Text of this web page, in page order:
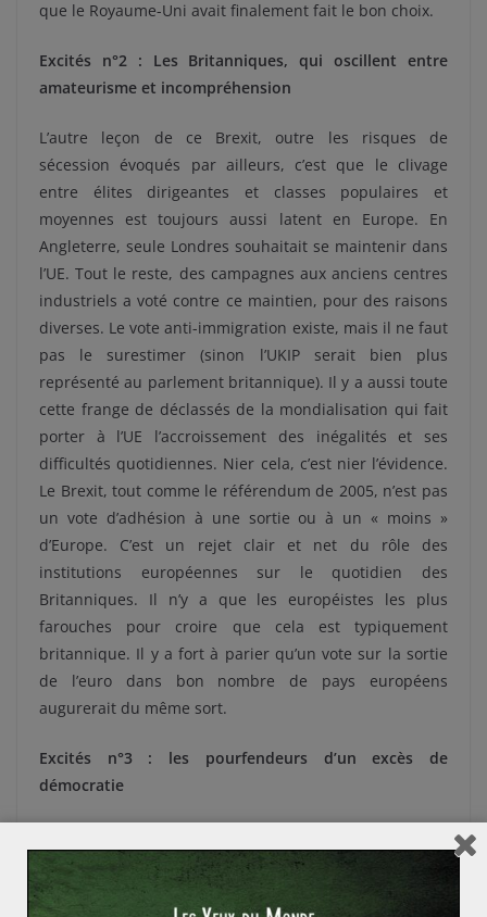
que le Royaume-Uni avait finalement fait le bon choix.
Excités n°2 : Les Britanniques, qui oscillent entre
amateurisme et incompréhension
L’autre leçon de ce Brexit, outre les risques de
sécession évoqués par ailleurs, c’est que le clivage
entre élites dirigeantes et classes populaires et
moyennes est toujours aussi latent en Europe. En
Angleterre, seule Londres souhaitait se maintenir dans
l’UE. Tout le reste, des campagnes aux anciens centres
industriels a voté contre ce maintien, pour des raisons
diverses. Le vote anti-immigration existe, mais il ne faut
pas le surestimer (sinon l’UKIP serait bien plus
représenté au parlement britannique). Il y a aussi toute
cette frange de déclassés de la mondialisation qui fait
porter à l’UE l’accroissement des inégalités et ses
difficultés quotidiennes. Nier cela, c’est nier l’évidence.
Le Brexit, tout comme le référendum de 2005, n’est pas
un vote d’adhésion à une sortie ou à un « moins »
d’Europe. C’est un rejet clair et net du rôle des
institutions européennes sur le quotidien des
Britanniques. Il n’y a que les européistes les plus
farouches pour croire que cela est typiquement
britannique. Il y a fort à parier qu’un vote sur la sortie
de l’euro dans bon nombre de pays européens
augurerait du même sort.
Excités n°3 : les pourfendeurs d’un excès de
démocratie
n’est que la conséquence d’un excès de démocratie.
Pour eux, un sujet aussi complexe et grave doit être du